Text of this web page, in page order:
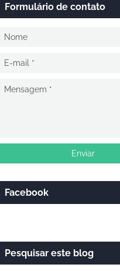
Formulário de contato
Facebook
Pesquisar este blog